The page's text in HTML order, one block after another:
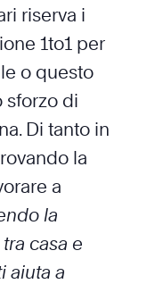
riserva i
1to1 per
o questo
sforzo di
Di tanto in
la
a
la
casa e
aiuta a